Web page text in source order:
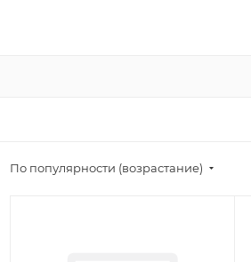
По популярности (возрастание)